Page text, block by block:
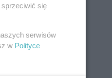
się
serwisów
w Polityce